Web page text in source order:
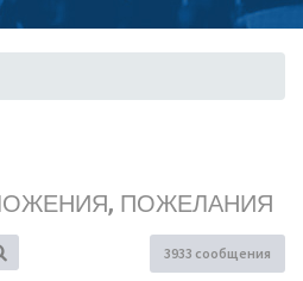
ПОЖЕЛАНИЯ
3933 сообщения